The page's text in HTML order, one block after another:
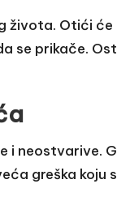
života. Otići će
se prikače.
i neostvarive.
greška